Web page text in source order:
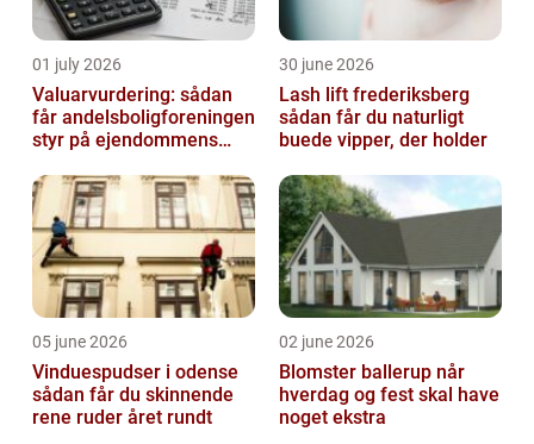
01 july 2026
Valuarvurdering: sådan
får andelsboligforeningen
styr på ejendommens
30 june 2026
Lash lift frederiksberg
sådan får du naturligt
buede vipper, der holder
05 june 2026
Vinduespudser i odense
sådan får du skinnende
rene ruder året rundt
02 june 2026
Blomster ballerup når
hverdag og fest skal have
noget ekstra